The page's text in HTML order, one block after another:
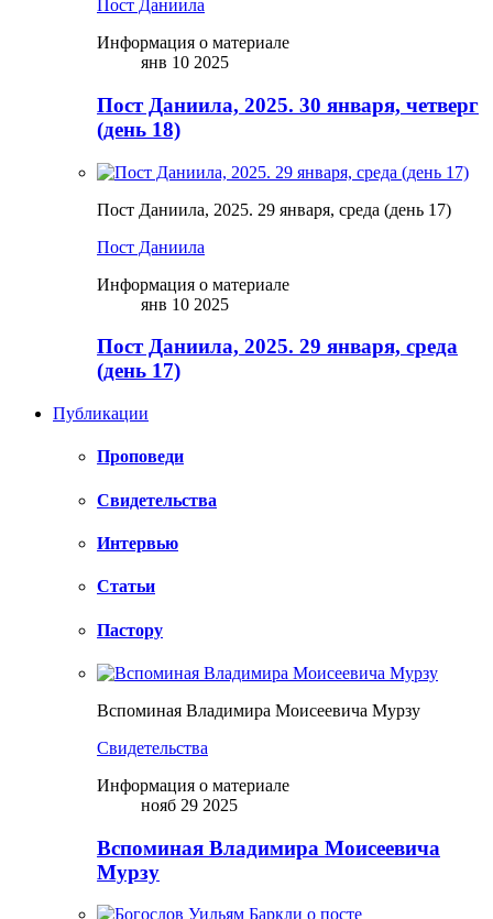
Пост Даниила
Информация о материале
янв 10 2025
Пост Даниила, 2025. 30 января, четверг
(день 18)
Пост Даниила, 2025. 29 января, среда (день 17)
Пост Даниила
Информация о материале
янв 10 2025
Пост Даниила, 2025. 29 января, среда
(день 17)
Публикации
Проповеди
Свидетельства
Интервью
Статьи
Пастору
Вспоминая Владимира Моисеевича Мурзу
Свидетельства
Информация о материале
нояб 29 2025
Вспоминая Владимира Моисеевича
Мурзу